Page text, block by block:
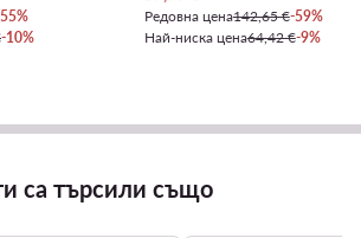
-10%
Редовна цена142,65 €-59%
Най-ниска цена64,42 €-9%
са търсили също